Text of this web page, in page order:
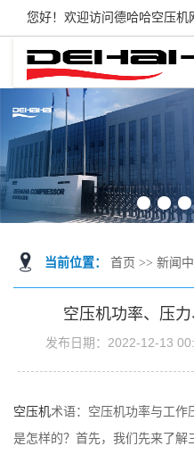
您好！欢迎访问德哈哈空压机
当前位置： 首页 >> 新闻
空压机功率、压
发布日期： 2022-12-13
空压机术语：空压机功率与工作
是怎样的？首先，我们先来了解